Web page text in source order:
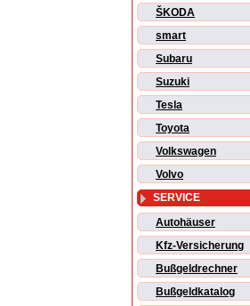
ŠKODA
smart
Subaru
Suzuki
Tesla
Toyota
Volkswagen
Volvo
SERVICE
Autohäuser
Kfz-Versicherung
Bußgeldrechner
Bußgeldkatalog